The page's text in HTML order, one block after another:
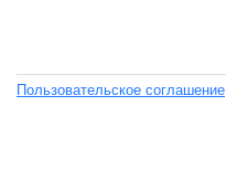
Пользовательское соглашение